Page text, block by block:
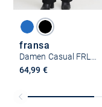
fransa
64,99 €